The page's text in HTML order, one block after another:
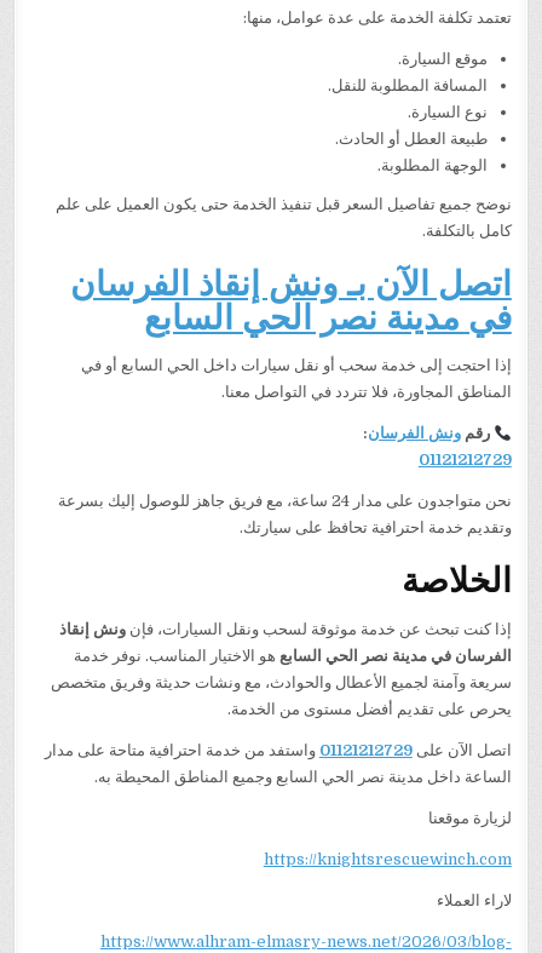
تعتمد تكلفة الخدمة على عدة عوامل، منها:
موقع السيارة.
المسافة المطلوبة للنقل.
نوع السيارة.
طبيعة العطل أو الحادث.
الوجهة المطلوبة.
نوضح جميع تفاصيل السعر قبل تنفيذ الخدمة حتى يكون العميل على علم
كامل بالتكلفة.
اتصل الآن بـ ونش إنقاذ الفرسان
في مدينة نصر الحي السابع
إذا احتجت إلى خدمة سحب أو نقل سيارات داخل الحي السابع أو في
المناطق المجاورة، فلا تتردد في التواصل معنا.
رقمونش الفرسان:
01121212729
نحن متواجدون على مدار 24 ساعة، مع فريق جاهز للوصول إليك بسرعة
وتقديم خدمة احترافية تحافظ على سيارتك.
الخلاصة
إذا كنت تبحث عن خدمة موثوقة لسحب ونقل السيارات، فإنونش إنقاذ
الفرسان في مدينة نصر الحي السابع هو الاختيار المناسب. نوفر خدمة
سريعة وآمنة لجميع الأعطال والحوادث، مع ونشات حديثة وفريق متخصص
يحرص على تقديم أفضل مستوى من الخدمة.
اتصل الآن على01121212729 واستفد من خدمة احترافية متاحة على مدار
الساعة داخل مدينة نصر الحي السابع وجميع المناطق المحيطة به.
لزيارة موقعنا
https://knightsrescuewinch.com
لاراء العملاء
https://www.alhram-elmasry-news.net/2026/03/blog-